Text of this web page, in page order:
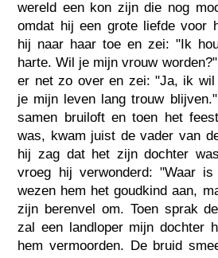
wereld een kon zijn die nog
omdat hij een grote liefde voor
hij naar haar toe en zei: "Ik
harte. Wil je mijn vrouw
er net zo over en zei: "Ja, ik wil
je mijn leven lang trouw
samen bruiloft en toen het
was, kwam juist de vader van
hij zag dat het zijn dochter
vroeg hij verwonderd: "Waar
wezen hem het goudkind aan,
zijn berenvel om. Toen sprak
zal een landloper mijn dochter
hem vermoorden. De bruid